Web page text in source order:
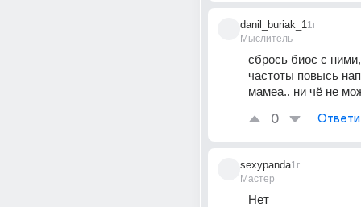
danil_buriak_1
Мыслитель
1г
сбрось биос с
частоты повысь
мамеа.. ни чё не
0
sexypanda
Мастер
1г
Нет